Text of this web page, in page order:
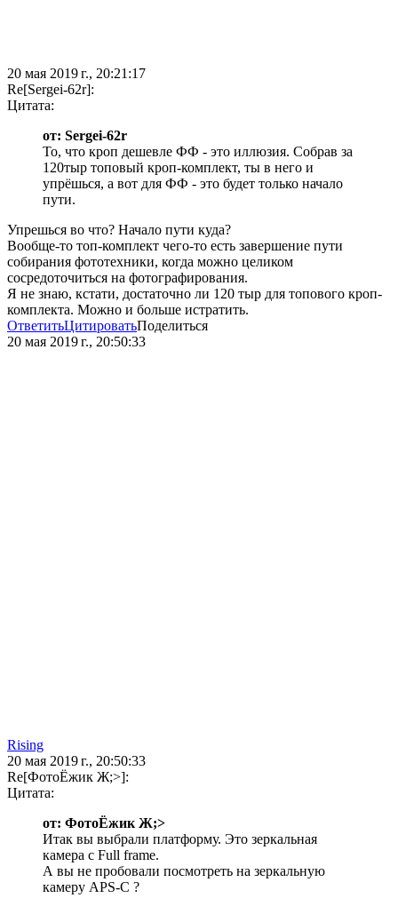
20 мая 2019 г., 20:21:17
Re[Sergei-62r]:
Цитата:
от: Sergei-62r
То, что кроп дешевле ФФ - это иллюзия. Собрав за
120тыр топовый кроп-комплект, ты в него и
упрёшься, а вот для ФФ - это будет только начало
пути.
Упрешься во что? Начало пути куда?
Вообще-то топ-комплект чего-то есть завершение пути
собирания фототехники, когда можно целиком
сосредоточиться на фотографирования.
Я не знаю, кстати, достаточно ли 120 тыр для топового кроп-
комплекта. Можно и больше истратить.
ОтветитьЦитироватьПоделиться
20 мая 2019 г., 20:50:33
Rising
20 мая 2019 г., 20:50:33
Re[ФотоЁжик Ж;>]:
Цитата:
от: ФотоЁжик Ж;>
Итак вы выбрали платформу. Это зеркальная
камера с Full frame.
А вы не пробовали посмотреть на зеркальную
камеру APS-C ?